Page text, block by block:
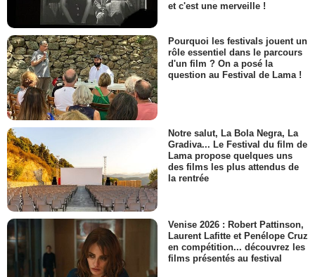
et c'est une merveille !
Pourquoi les festivals jouent un
rôle essentiel dans le parcours
d'un film ? On a posé la
question au Festival de Lama !
Notre salut, La Bola Negra, La
Gradiva... Le Festival du film de
Lama propose quelques uns
des films les plus attendus de
la rentrée
Venise 2026 : Robert Pattinson,
Laurent Lafitte et Penélope Cruz
en compétition... découvrez les
films présentés au festival